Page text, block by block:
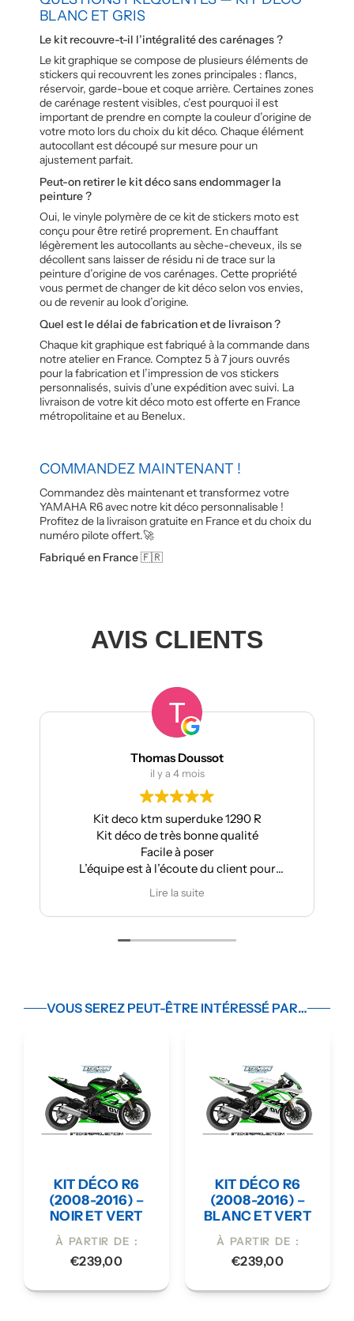
BLANC ET GRIS
Le kit recouvre-t-il l’intégralité des carénages ?
Le kit graphique se compose de plusieurs éléments de
stickers qui recouvrent les zones principales : flancs,
réservoir, garde-boue et coque arrière. Certaines zones
de carénage restent visibles, c’est pourquoi il est
important de prendre en compte la couleur d’origine de
votre moto lors du choix du kit déco. Chaque élément
autocollant est découpé sur mesure pour un
ajustement parfait.
Peut-on retirer le kit déco sans endommager la
peinture ?
Oui, le vinyle polymère de ce kit de stickers moto est
conçu pour être retiré proprement. En chauffant
légèrement les autocollants au sèche-cheveux, ils se
décollent sans laisser de résidu ni de trace sur la
peinture d’origine de vos carénages. Cette propriété
vous permet de changer de kit déco selon vos envies,
ou de revenir au look d’origine.
Quel est le délai de fabrication et de livraison ?
Chaque kit graphique est fabriqué à la commande dans
notre atelier en France. Comptez 5 à 7 jours ouvrés
pour la fabrication et l’impression de vos stickers
personnalisés, suivis d’une expédition avec suivi. La
livraison de votre kit déco moto est offerte en France
métropolitaine et au Benelux.
COMMANDEZ MAINTENANT !
Commandez dès maintenant et transformez votre
YAMAHA R6 avec notre kit déco personnalisable !
Profitez de la livraison gratuite en France et du choix du
numéro pilote offert.🚀
Fabriqué en France 🇫🇷
AVIS CLIENTS
Thomas Doussot
Kit deco ktm superduke 1290 R
Kit déco de très bonne qualité
est à l’écoute du client pour
effectuer des modifications
VOUS SEREZ PEUT-ÊTRE INTÉRESSÉ PAR…
KIT DÉCO R6
(2008-2016) –
NOIR ET VERT
À PARTIR DE :
€239,00
KIT DÉCO R6
(2008-2016) –
BLANC ET VERT
À PARTIR DE :
€239,00